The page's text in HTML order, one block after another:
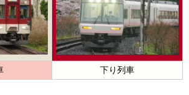
下り列車